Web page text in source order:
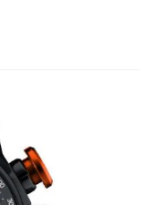
tym, że zegarki
unikalną
opony i miękki
pozwalają
czasów